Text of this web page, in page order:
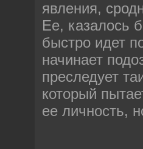
явления,
Ее, казалось
быстро идет
начинает
преследует
который
ее личность,